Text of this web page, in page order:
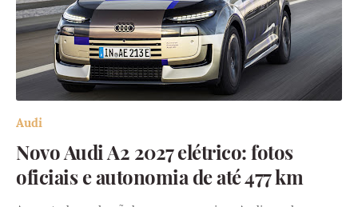
Audi
Novo Audi A2 2027 elétrico: fotos
oficiais e autonomia de até 477 km